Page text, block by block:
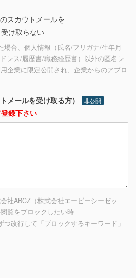
スカウトメールを
受け取らない
場合、個人情報（氏名/フリガナ/生年月
レス/履歴書/職務経歴書）以外の匿名レ
企業に限定公開され、企業からのアプロ
メールを受け取る方） 非公開
録下さい
社ABCZ（株式会社エービーシーゼッ
覧をブロックしたい時
改行して「ブロックするキーワード」